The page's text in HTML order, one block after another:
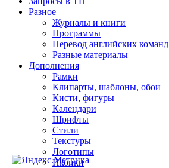
Разное
Журналы и книги
Программы
Перевод английских команд
Разные материалы
Дополнения
Рамки
Клипарты, шаблоны, обои
Кисти, фигуры
Календари
Шрифты
Стили
Текстуры
Логотипы
Иконки